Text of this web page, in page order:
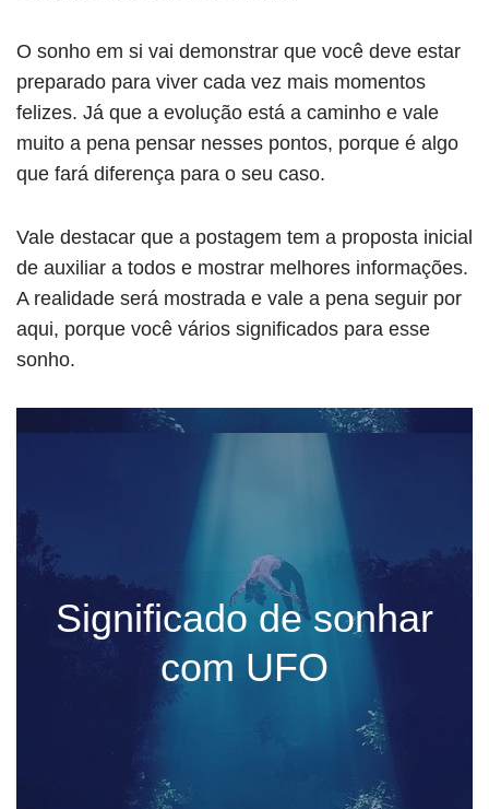
O sonho em si vai demonstrar que você deve estar
preparado para viver cada vez mais momentos
felizes. Já que a evolução está a caminho e vale
muito a pena pensar nesses pontos, porque é algo
que fará diferença para o seu caso.
Vale destacar que a postagem tem a proposta inicial
de auxiliar a todos e mostrar melhores informações.
A realidade será mostrada e vale a pena seguir por
aqui, porque você vários significados para esse
sonho.
Significado de sonhar
com UFO